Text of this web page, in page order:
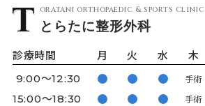
oratani orthopaedic & sports clinic
とらたに整形外科
診療時間
9:00〜12:30
15:00〜18:30
月 火 水 木
手術
手術